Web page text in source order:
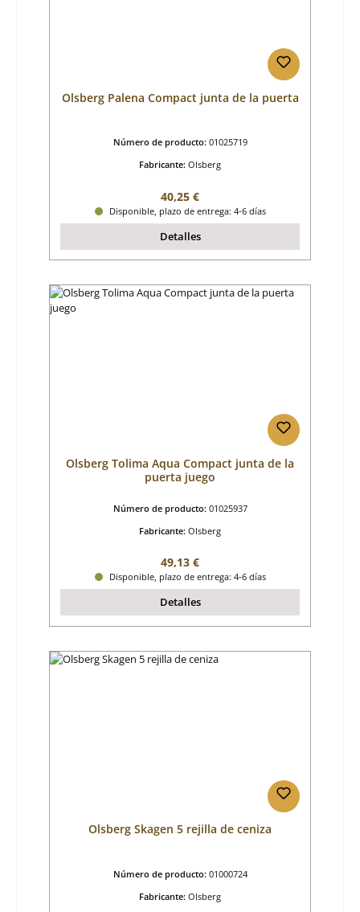
Olsberg Palena Compact junta de la puerta
Número de producto: 01025719
Fabricante: Olsberg
Precio normal:
40,25 €
Disponible, plazo de entrega: 4-6 días
Detalles
Olsberg Tolima Aqua Compact junta de la
puerta juego
Número de producto: 01025937
Fabricante: Olsberg
Precio normal:
49,13 €
Disponible, plazo de entrega: 4-6 días
Detalles
Olsberg Skagen 5 rejilla de ceniza
Número de producto: 01000724
Fabricante: Olsberg